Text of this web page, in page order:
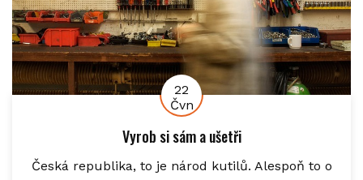
22
Čvn
Vyrob si sám a ušetři
Česká republika, to je národ kutilů. Alespoň to o